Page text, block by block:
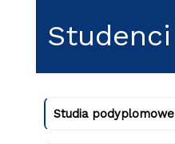
Studenci
Studia podyplomowe